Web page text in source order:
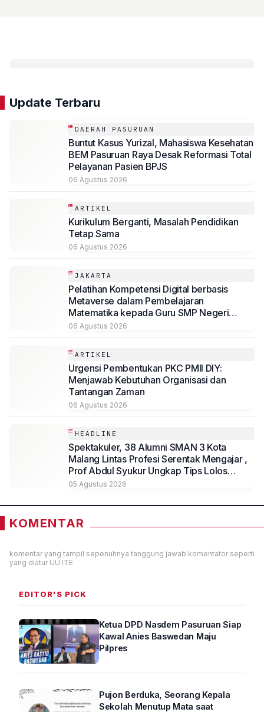
Update Terbaru
DAERAH PASURUAN
Buntut Kasus Yurizal, Mahasiswa Kesehatan
BEM Pasuruan Raya Desak Reformasi Total
Pelayanan Pasien BPJS
06 Agustus 2026
ARTIKEL
Kurikulum Berganti, Masalah Pendidikan
Tetap Sama
06 Agustus 2026
JAKARTA
Pelatihan Kompetensi Digital berbasis
Metaverse dalam Pembelajaran
Matematika kepada Guru SMP Negeri
Jakarta
06 Agustus 2026
ARTIKEL
Urgensi Pembentukan PKC PMII DIY:
Menjawab Kebutuhan Organisasi dan
Tantangan Zaman
06 Agustus 2026
HEADLINE
Spektakuler, 38 Alumni SMAN 3 Kota
Malang Lintas Profesi Serentak Mengajar ,
Prof Abdul Syukur Ungkap Tips Lolos
Fakultas Kedokteran
05 Agustus 2026
KOMENTAR
komentar yang tampil sepenuhnya tanggung jawab komentator seperti
yang diatur UU ITE
EDITOR'S PICK
Ketua DPD Nasdem Pasuruan Siap
Kawal Anies Baswedan Maju
Pilpres
Pujon Berduka, Seorang Kepala
Sekolah Menutup Mata saat